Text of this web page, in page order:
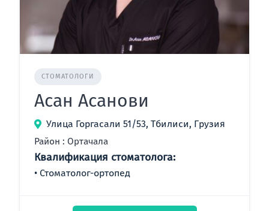
СТОМАТОЛОГИ
Асан Асанови
Улица Горгасали 51/53, Тбилиси, Грузия
Район : Ортачала
Квалификация стоматолога:
Стоматолог-ортопед